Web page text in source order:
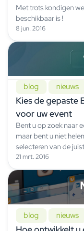
Met trots kondigen
beschikbaar is !
8 jun. 2016
blog nieuws
Kies de gepaste
voor uw event
Bent u op zoek naar
maar bent u niet
selecteren van de
21 mrt. 2016
blog nieuws